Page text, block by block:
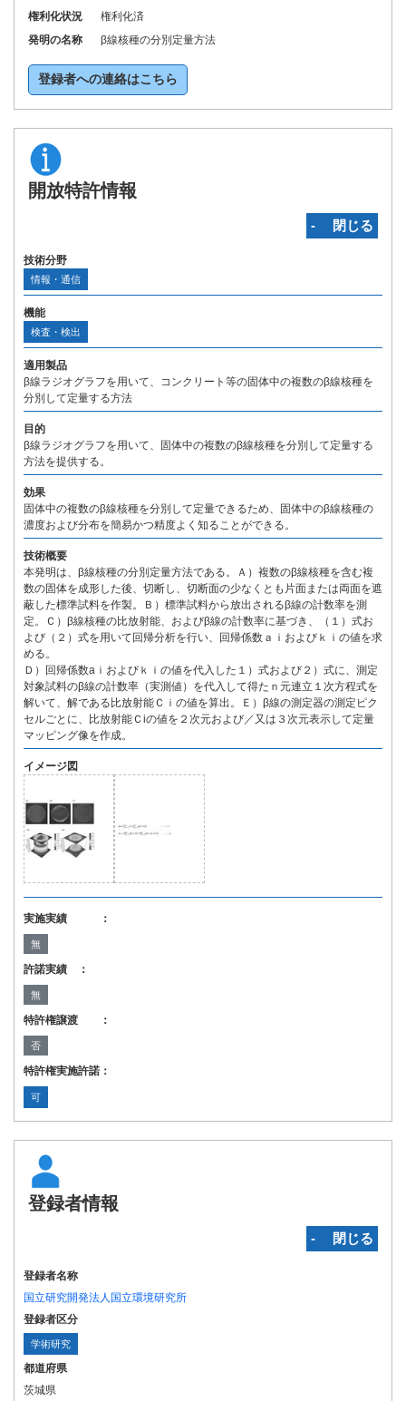
権利化状況
権利化済
発明の名称
β線核種の分別定量方法
登録者への連絡はこちら
開放特許情報
‐ 閉じる
技術分野
情報・通信
機能
検査・検出
適用製品
β線ラジオグラフを用いて、コンクリート等の固体中の複数のβ線核種を
分別して定量する方法
目的
β線ラジオグラフを用いて、固体中の複数のβ線核種を分別して定量する
方法を提供する。
効果
固体中の複数のβ線核種を分別して定量できるため、固体中のβ線核種の
濃度および分布を簡易かつ精度よく知ることができる。
技術概要
本発明は、β線核種の分別定量方法である。Ａ）複数のβ線核種を含む複
数の固体を成形した後、切断し、切断面の少なくとも片面または両面を遮
蔽した標準試料を作製。Ｂ）標準試料から放出されるβ線の計数率を測
定。Ｃ）β線核種の比放射能、およびβ線の計数率に基づき、（１）式お
よび（２）式を用いて回帰分析を行い、回帰係数ａｉおよびｋｉの値を求
める。
Ｄ）回帰係数aｉおよびｋｉの値を代入した１）式および２）式に、測定
対象試料のβ線の計数率（実測値）を代入して得たｎ元連立１次方程式を
解いて、解である比放射能Ｃｉの値を算出。Ｅ）β線の測定器の測定ピク
セルごとに、比放射能Ｃiの値を２次元および／又は３次元表示して定量
マッピング像を作成。
イメージ図
実施実績 ：
無
許諾実績 ：
無
特許権譲渡 ：
否
特許権実施許諾：
可
登録者情報
‐ 閉じる
登録者名称
国立研究開発法人国立環境研究所
登録者区分
学術研究
都道府県
茨城県